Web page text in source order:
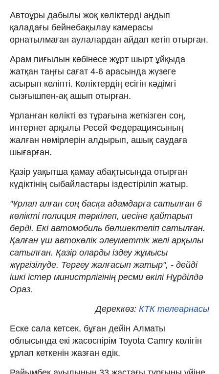
Автоұры дабылы жоқ көліктерді аңдып
қаладағы бейнебақылау камерасы
орнатылмаған аулалардан айдап кетіп отырған.
Арам пиғылын көбінесе жұрт шырт ұйқыда
жатқан таңғы сағат 4-6 арасында жүзеге
асырып келіпті. Көліктердің есігін кәдімгі
сызғышпен-ақ ашып отырған.
Ұрланған көлікті өз тұрағына жеткізген соң,
интернет арқылы Ресей Федерациясының
жалған нөмірлерін алдырып, ашық саудаға
шығарған.
Қазір уақытша қамау абақтысында отырған
күдіктінің сыбайластары іздестіріліп жатыр.
"Ұрлап алған соң басқа адамдарға сатылған 6
көлікті полиция тәркілеп, иесіне қайтарып
берді. Екі автомобиль бөлшектеліп сатылған.
Қалған үш автокөлік әлеуметтік желі арқылы
сатылған. Қазір оларды іздеу жұмысы
жүргізілуде. Тергеу жалғасып жатыр", - дейді
ішкі істер министрлігінің ресми өкілі Нұрділдә
Ораз.
Дереккөз: КТК телеарнасы
Еске сала кетсек, бұған дейін Алматы
облысында екі жасөспірім Toyota Camry көлігін
ұрлап кеткенін жазған едік.